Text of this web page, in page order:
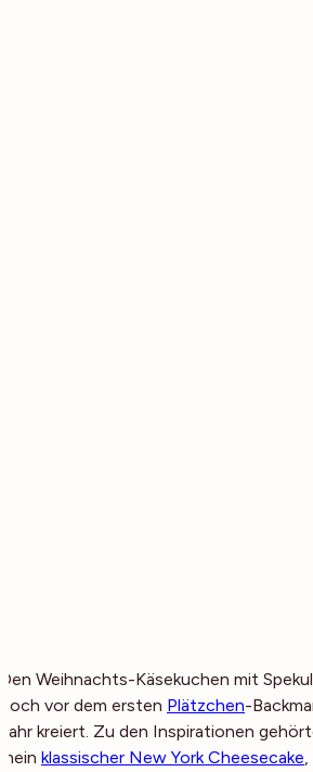
Den Weihnachts-Käsekuchen mit
noch vor dem ersten Plätzchen-
Jahr kreiert. Zu den Inspirationen
mein klassischer New York Cheesecake